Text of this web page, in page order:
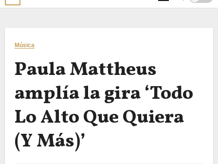
Música
Paula Mattheus
amplía la gira ‘Todo
Lo Alto Que Quiera
(Y Más)’